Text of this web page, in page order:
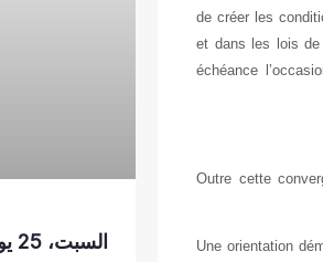
de créer les
et dans les lois de
échéance
Outre cette
Une orientation
السبت، 25 يونيو 2011